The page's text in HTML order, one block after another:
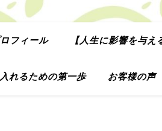
フィール 【人生に影響を与え
れるための第一歩 お客様の声